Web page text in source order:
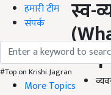
हमारी टीम
संपर्क
#Top on Krishi Jagran
More Topics
स्व-
(